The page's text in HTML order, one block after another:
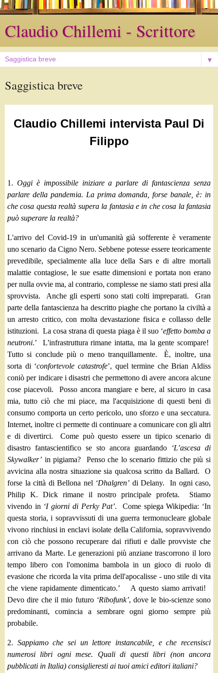
Claudio Chillemi - Scrittore
▼
Saggistica breve
Claudio Chillemi intervista Paul Di
Filippo
1. Oggi è impossibile iniziare a parlare di fantascienza senza
parlare della pandemia. La prima domanda, forse banale, è: in
che cosa questa realtà supera la fantasia e in che cosa la fantasia
può superare la realtà?
L'arrivo del Covid-19 in un'umanità già sofferente è veramente
uno scenario da Cigno Nero. Sebbene potesse essere teoricamente
prevedibile, specialmente alla luce della Sars e di altre mortali
malattie contagiose, le sue esatte dimensioni e portata non erano
per nulla ovvie ma, al contrario, complesse ne siamo stati presi alla
sprovvista. Anche gli esperti sono stati colti impreparati. Gran
parte della fantascienza ha descritto piaghe che portano la civiltà a
un arresto critico, con molta devastazione fisica e collasso delle
istituzioni. La cosa strana di questa piaga è il suo ‘effetto bomba a
neutroni.’ L'infrastruttura rimane intatta, ma la gente scompare!
Tutto si conclude più o meno tranquillamente. È, inoltre, una
sorta di ‘confortevole catastrofe’, quel termine che Brian Aldiss
coniò per indicare i disastri che permettono di avere ancora alcune
cose piacevoli. Posso ancora mangiare e bere, al sicuro in casa
mia, tutto ciò che mi piace, ma l'acquisizione di questi beni di
consumo comporta un certo pericolo, uno sforzo e una seccatura.
Internet, inoltre ci permette di continuare a comunicare con gli altri
e di divertirci. Come può questo essere un tipico scenario di
disastro fantascientifico se sto ancora guardando ‘L’ascesa di
Skywalker’ in pigiama? Penso che lo scenario fittizio che più si
avvicina alla nostra situazione sia qualcosa scritto da Ballard. O
forse la città di Bellona nel ‘Dhalgren’ di Delany. In ogni caso,
Philip K. Dick rimane il nostro principale profeta. Stiamo
vivendo in ‘I giorni di Perky Pat’. Come spiega Wikipedia: ‘In
questa storia, i sopravvissuti di una guerra termonucleare globale
vivono rinchiusi in enclavi isolate della California, sopravvivendo
con ciò che possono recuperare dai rifiuti e dalle provviste che
arrivano da Marte. Le generazioni più anziane trascorrono il loro
tempo libero con l'omonima bambola in un gioco di ruolo di
evasione che ricorda la vita prima dell'apocalisse - uno stile di vita
che viene rapidamente dimenticato.’ A questo siamo arrivati!
Devo dire che il mio futuro ‘Ribofunk’, dove le bio-scienze sono
predominanti, comincia a sembrare ogni giorno sempre più
probabile.
2. Sappiamo che sei un lettore instancabile, e che recensisci
numerosi libri ogni mese. Quali di questi libri (non ancora
pubblicati in Italia) consiglieresti ai tuoi amici editori italiani?